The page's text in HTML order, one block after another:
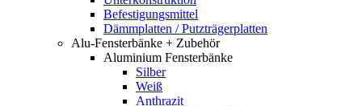
Befestigungsmittel
Dämmplatten / Putzträgerplatten
Alu-Fensterbänke + Zubehör
Aluminium Fensterbänke
Silber
Weiß
Anthrazit